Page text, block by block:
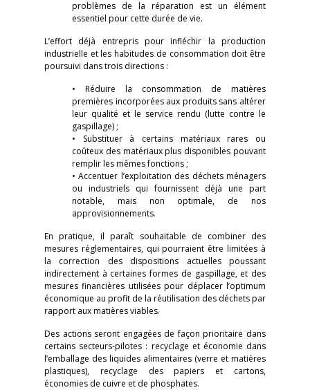
problèmes de la réparation est un élément
essentiel pour cette durée de vie.
L’effort déjà entrepris pour infléchir la production
industrielle et les habitudes de consommation doit être
poursuivi dans trois directions :
• Réduire la consommation de matières
premières incorporées aux produits sans altérer
leur qualité et le service rendu (lutte contre le
gaspillage) ;
• Substituer à certains matériaux rares ou
coûteux des matériaux plus disponibles pouvant
remplir les mêmes fonctions ;
• Accentuer l’exploitation des déchets ménagers
ou industriels qui fournissent déjà une part
notable, mais non optimale, de nos
approvisionnements.
En pratique, il paraît souhaitable de combiner des
mesures réglementaires, qui pourraient être limitées à
la correction des dispositions actuelles poussant
indirectement à certaines formes de gaspillage, et des
mesures financières utilisées pour déplacer l’optimum
économique au profit de la réutilisation des déchets par
rapport aux matières viables.
Des actions seront engagées de façon prioritaire dans
certains secteurs-pilotes : recyclage et économie dans
l’emballage des liquides alimentaires (verre et matières
plastiques), recyclage des papiers et cartons,
économies de cuivre et de phosphates.